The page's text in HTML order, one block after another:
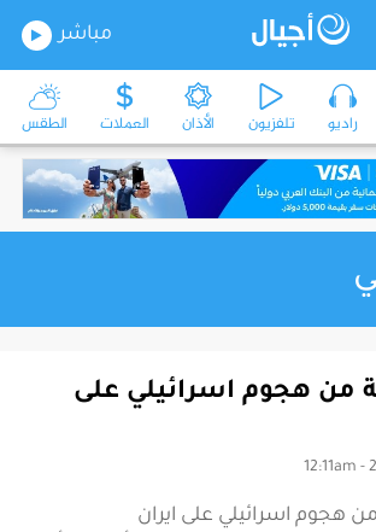
مباشر
راديو تلفزيون الأذان العملات الطقس
من هجوم اسرائيلي على